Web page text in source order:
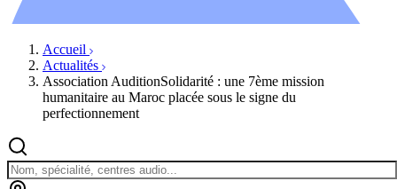
Accueil
Actualités
Association AuditionSolidarité : une 7ème mission
humanitaire au Maroc placée sous le signe du
perfectionnement